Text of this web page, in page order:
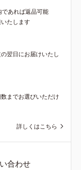
あれば返品可能
たします
翌日にお届けいたし
までお選びいただけ
詳しくはこちら
合わせ